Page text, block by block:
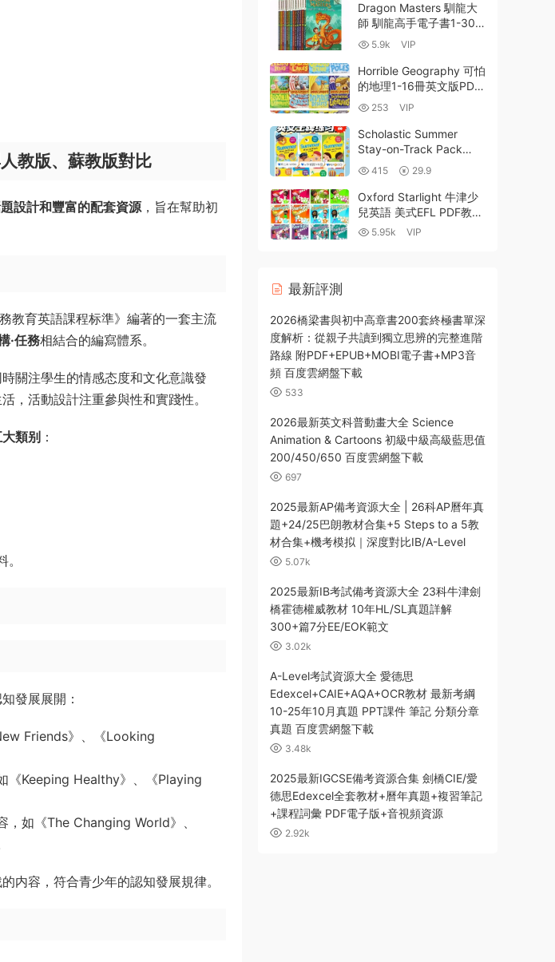
教版、蘇教版對比
設計和豐富的配套資源 ，旨在幫助初
教育英語課程标準》編著的一套主流
·任務相結合的編寫體系。
關注學生的情感态度和文化意識發
，活動設計注重參與性和實踐性。
大類别 ：
發展展開：
Friends》、《Looking
《Keeping Healthy》、《Playing
，如《The Changing World》、
内容，符合青少年的認知發展規律。
Dragon Masters 馴龍大
師 馴龍高手電子書1-30
冊 英文原版PDF電子版
+MP3音頻+動畫 學樂大
樹橋梁書 百度網盤下載
5.9k VIP
Horrible Geography 可怕
的地理1-16冊英文版PDF
電子書深度解析與閱讀指
南 英國加拿大地理協會銀
獎 百度雲網盤下載
253 VIP
Scholastic Summer
Stay-on-Track Pack
PreK-GK-G1-G2-G3-G4-
G5-G6 學樂幼兒園小學暑
期分級練習冊全7冊PDF
電子版
415 29.9
Oxford Starlight 牛津少
兒英語 美式EFL PDF教材
練習冊 MP3音頻 MP4視
5.95k VIP
最新評測
2026橋梁書與初中高章書200套終極書單深
度解析：從親子共讀到獨立思辨的完整進階
路線 附PDF+EPUB+MOBI電子書+MP3音
頻 百度雲網盤下載
533
2026最新英文科普動畫大全 Science
Animation & Cartoons 初級中級高級藍思值
200/450/650 百度雲網盤下載
697
2025最新AP備考資源大全 | 26科AP曆年真
題+24/25巴朗教材合集+5 Steps to a 5教
材合集+機考模拟｜深度對比IB/A-Level
5.07k
2025最新IB考試備考資源大全 23科牛津劍
橋霍德權威教材 10年HL/SL真題詳解
300+篇7分EE/EOK範文
3.02k
A-Level考試資源大全 愛德思
Edexcel+CAIE+AQA+OCR教材 最新考綱
10-25年10月真題 PPT課件 筆記 分類分章
真題 百度雲網盤下載
3.48k
2025最新IGCSE備考資源合集 劍橋CIE/愛
德思Edexcel全套教材+曆年真題+複習筆記
+課程詞彙 PDF電子版+音視頻資源
2.92k